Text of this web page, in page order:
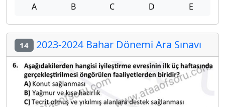
A B C D E
14 2023-2024 Bahar Dönemi Ara Sınavı